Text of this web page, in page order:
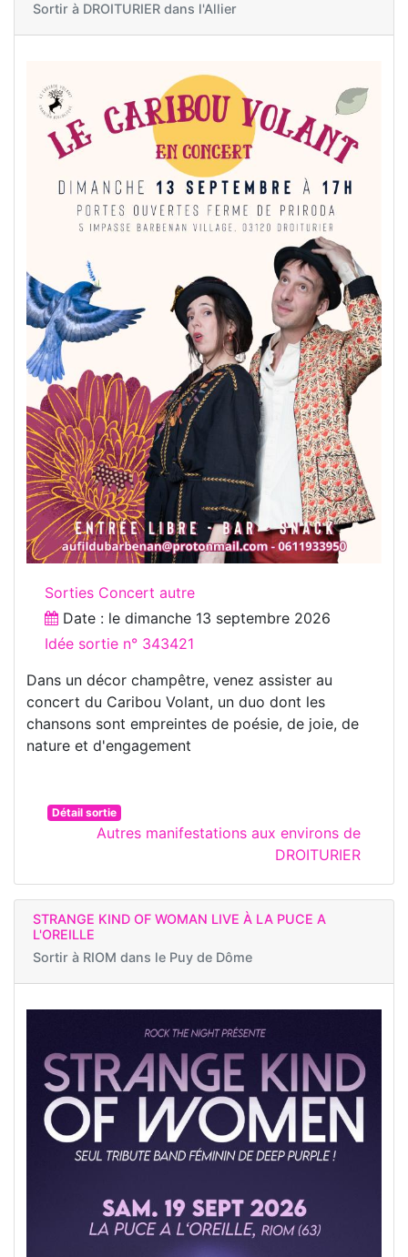
Sortir à DROITURIER dans l'Allier
Sorties Concert autre
Date : le dimanche 13 septembre 2026
Idée sortie n° 343421
Dans un décor champêtre, venez assister au
concert du Caribou Volant, un duo dont les
chansons sont empreintes de poésie, de joie, de
nature et d'engagement
Détail sortie
Autres manifestations aux environs de
DROITURIER
STRANGE KIND OF WOMAN LIVE À LA PUCE A
L'OREILLE
Sortir à RIOM dans le Puy de Dôme